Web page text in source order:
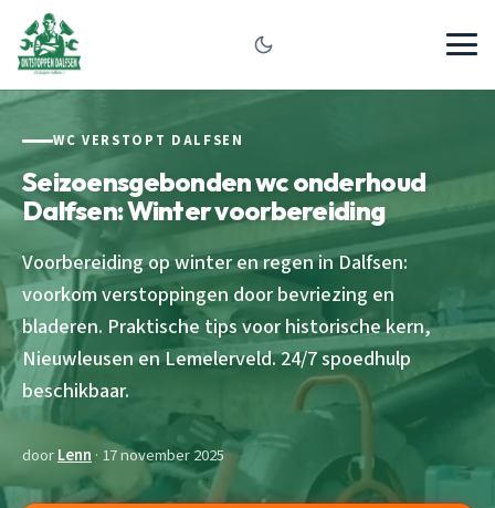
WC VERSTOPT DALFSEN
Seizoensgebonden wc onderhoud
Dalfsen: Winter voorbereiding
Voorbereiding op winter en regen in Dalfsen:
voorkom verstoppingen door bevriezing en
bladeren. Praktische tips voor historische kern,
Nieuwleusen en Lemelerveld. 24/7 spoedhulp
beschikbaar.
doorLenn · 17 november 2025